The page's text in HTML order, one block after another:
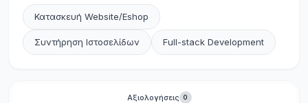
Κατασκευή Website/Eshop
Συντήρηση Ιστοσελίδων Full-stack Development
Αξιολογήσεις 0